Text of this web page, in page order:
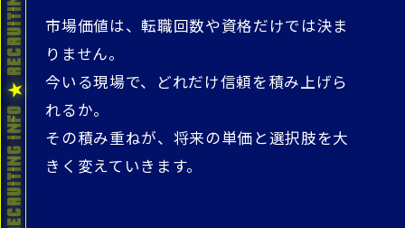
市場価値は、転職回数や資格だけでは決ま
りません。
今いる現場で、どれだけ信頼を積み上げら
れるか。
その積み重ねが、将来の単価と選択肢を大
きく変えていきます。